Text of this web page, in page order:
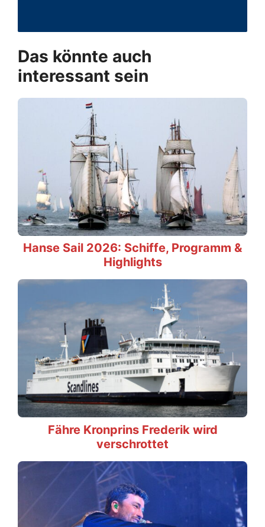
Das könnte auch
interessant sein
Hanse Sail 2026: Schiffe, Programm &
Highlights
Fähre Kronprins Frederik wird
verschrottet